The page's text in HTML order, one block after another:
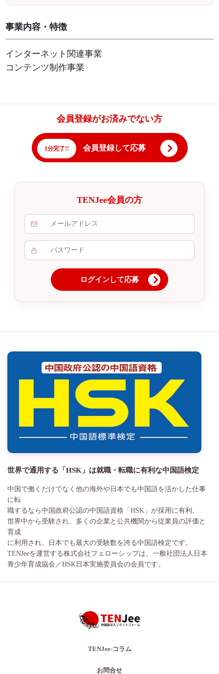
事業内容・特徴
インターネット関連事業
コンテンツ制作事業
会員登録がお済みでない方
1分完了!! 会員登録して応募
TENJee会員の方
ログインして応募
世界で通用する「HSK」は就職・転職に有利な中国語検定
中国で働くだけでなく他の海外や日本でも中国語を活かした仕事
に転
職するなら中国政府公認の中国語資格「HSK」が採用に有利。
世界中から受験され、多くの企業と公共機関から従業員の評価と
育成
に利用され、日本でも最大の受験数を誇る中国語検定です。
TENJeeを運営する株式会社フェローシップは、一般社団法人日本
青少年育成協会／HSK日本実施委員会の会員です。
TENJee-コラム
お問合せ